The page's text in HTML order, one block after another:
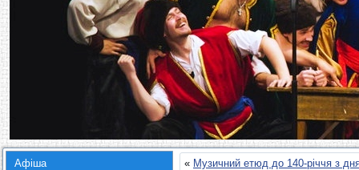
Афіша « Музичний етюд до 140-річчя з